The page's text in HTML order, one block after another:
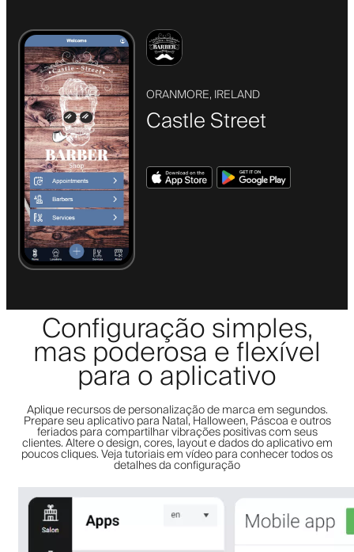
ORANMORE, IRELAND
Castle Street
Configuração simples,
mas poderosa e flexível
para o aplicativo
Aplique recursos de personalização de marca em segundos.
Prepare seu aplicativo para Natal, Halloween, Páscoa e outros
feriados para compartilhar vibrações positivas com seus
clientes. Altere o design, cores, layout e dados do aplicativo em
poucos cliques. Veja tutoriais em vídeo para conhecer todos os
detalhes da configuração